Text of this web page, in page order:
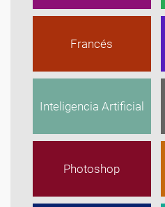
Francés
Inteligencia Artificial
Photoshop